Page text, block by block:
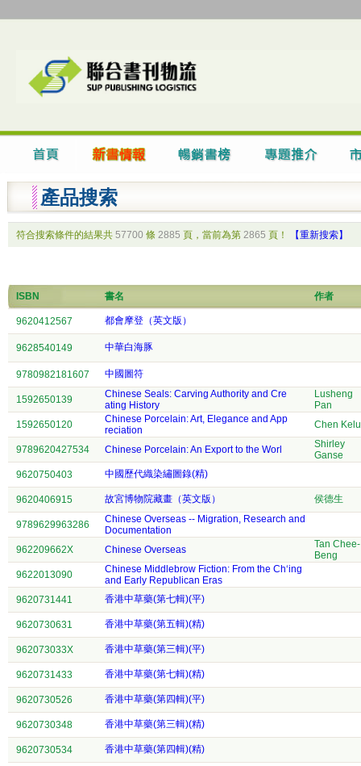
產品搜索
符合搜索條件的結果共 57700 條 2885 頁，當前為第 2865 頁！ 【重新搜索】
ISBN 書名 作者
9620412567 都會摩登（英文版）
9628540149 中華白海豚
9780982181607 中國圖符
1592650139
Chinese Seals: Carving Authority and Cre
ating History
Lusheng
Pan
1592650120
Chinese Porcelain: Art, Elegance and App
reciation
Chen
9789620427534 Chinese Porcelain: An Export to the Worl
Shirley
Ganse
9620750403
中國歷代織染繡圖錄(精)
9620406915 故宮博物院藏畫（英文版） 侯德生
9789629963286
Chinese Overseas -- Migration, Research and
Documentation
962209662X
Chinese Overseas
Tan Chee-
Beng
9622013090
Chinese Middlebrow Fiction: From the Ch‘ing
and Early Republican Eras
9620731441
香港中草藥(第七輯)(平)
9620730631 香港中草藥(第五輯)(精)
962073033X 香港中草藥(第三輯)(平)
9620731433 香港中草藥(第七輯)(精)
9620730526 香港中草藥(第四輯)(平)
9620730348 香港中草藥(第三輯)(精)
9620730534 香港中草藥(第四輯)(精)